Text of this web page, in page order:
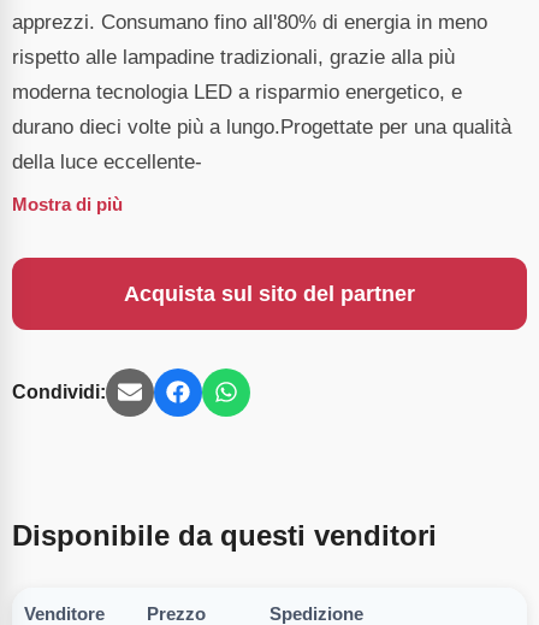
apprezzi. Consumano fino all'80% di energia in meno
rispetto alle lampadine tradizionali, grazie alla più
moderna tecnologia LED a risparmio energetico, e
durano dieci volte più a lungo.Progettate per una qualità
della luce eccellente-
Mostra di più
Acquista sul sito del partner
Condividi:
Disponibile da questi venditori
Venditore Prezzo Spedizione